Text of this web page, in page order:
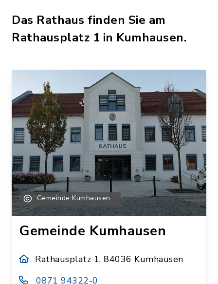
Das Rathaus finden Sie am
Rathausplatz 1 in Kumhausen.
Gemeinde Kumhausen
Gemeinde Kumhausen
Rathausplatz 1, 84036 Kumhausen
0871 94322-0